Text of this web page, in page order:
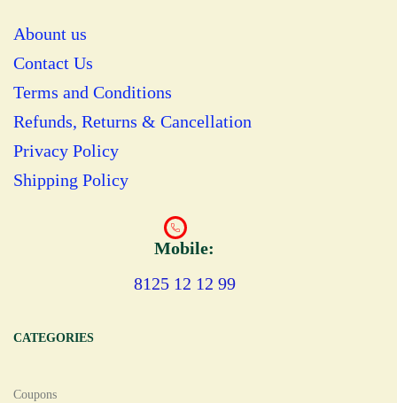
Abount us
Contact Us
Terms and Conditions
Refunds, Returns & Cancellation
Privacy Policy
Shipping Policy
Mobile:
8125 12 12 99
CATEGORIES
Coupons